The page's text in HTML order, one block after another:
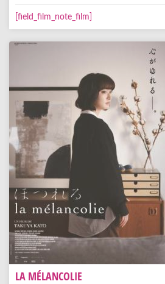
[field_film_note_film]
LA MÉLANCOLIE